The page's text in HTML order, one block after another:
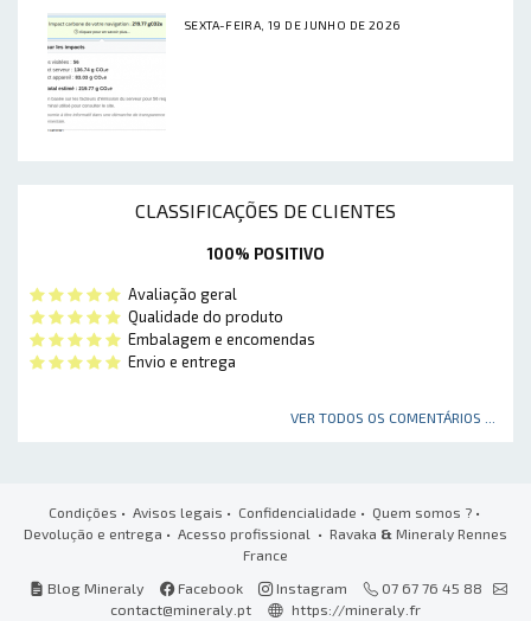
SEXTA-FEIRA, 19 DE JUNHO DE 2026
CLASSIFICAÇÕES DE CLIENTES
100% POSITIVO
Avaliação geral
Qualidade do produto
Embalagem e encomendas
Envio e entrega
VER TODOS OS COMENTÁRIOS ...
Condições • Avisos legais • Confidencialidade • Quem somos ?•
Devolução e entrega • Acesso profissional • Ravaka & Mineraly Rennes
France
Blog Mineraly
Facebook Instagram
07 67 76 45 88
contact@mineraly.pt
https://mineraly.fr